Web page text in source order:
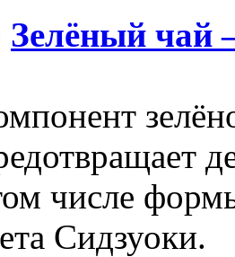
Зелёный чай
числе
Сидзуоки.